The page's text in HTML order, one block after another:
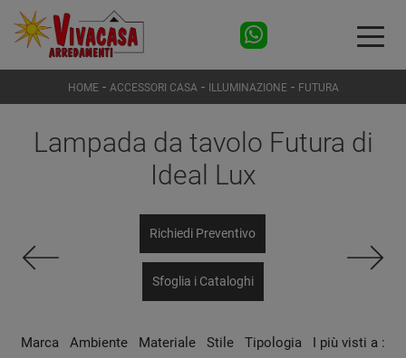
HOME- ACCESSORI CASA- ILLUMINAZIONE - FUTURA
Lampada da tavolo Futura di
Ideal Lux
Richiedi Preventivo
Sfoglia i Cataloghi
Marca Ambiente Materiale Stile Tipologia I più visti a :